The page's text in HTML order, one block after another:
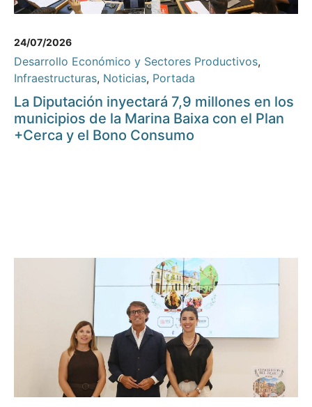
24/07/2026
Desarrollo Económico y Sectores Productivos,
Infraestructuras, Noticias, Portada
La Diputación inyectará 7,9 millones en los
municipios de la Marina Baixa con el Plan
+Cerca y el Bono Consumo